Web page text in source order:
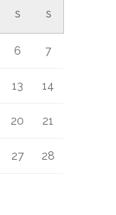
S S
6 7
13 14
20 21
27 28